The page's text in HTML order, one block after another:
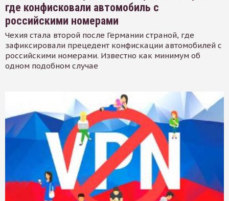
где конфисковали автомобиль с
российскими номерами
Чехия стала второй после Германии страной, где
зафиксировали прецедент конфискации автомобилей с
российскими номерами. Известно как минимум об
одном подобном случае